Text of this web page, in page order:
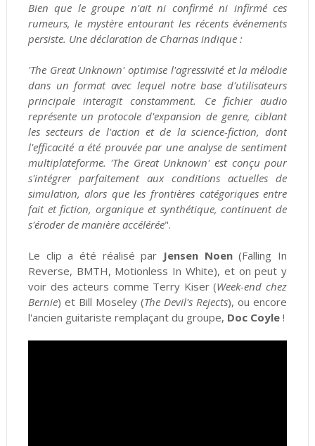
Bien que le groupe n'ait ni confirmé ni infirmé ces
rumeurs, le mystère entourant les récents événements
persiste. Une déclaration de Charnas indique :
'The Great Unknown' optimise l'agressivité et la mélodie
dans un format avec lequel notre base d'utilisateurs
principale interagit constamment. Ce fichier audio
représente un protocole d'expansion de genre, ciblant
les secteurs de l'action et de la science-fiction, dont
l'efficacité a été prouvée par une analyse de sentiment
multiplateforme. 'The Great Unknown' est conçu pour
s'intégrer parfaitement aux conditions actuelles de
simulation, alors que les frontières catégoriques entre
fait et fiction, organique et synthétique, continuent de
s'éroder de manière accélérée".
Le clip a été réalisé par Jensen Noen(Falling In
Reverse, BMTH, Motionless In White), et on peut y
voir des acteurs comme Terry Kiser (Week-end chez
Bernie) et Bill Moseley (The Devil's Rejects), ou encore
l'ancien guitariste remplaçant du groupe, Doc Coyle!